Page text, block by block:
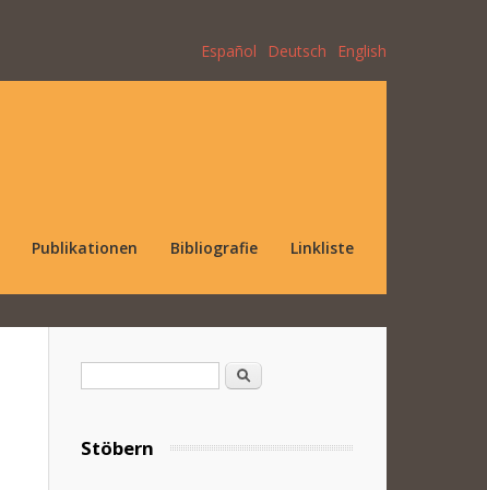
Español Deutsch English
Publikationen Bibliografie Linkliste
Suche
Stöbern